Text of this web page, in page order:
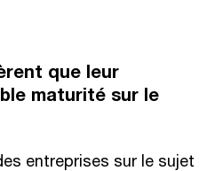
que leur
maturité sur le
entreprises sur le sujet